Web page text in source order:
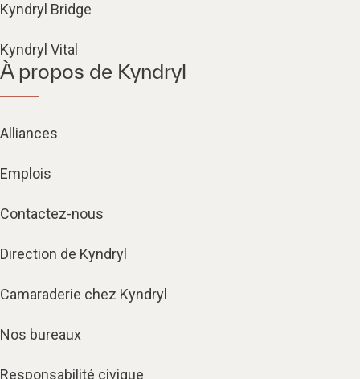
Kyndryl Bridge
Kyndryl Vital
À propos de Kyndryl
Alliances
Emplois
Contactez-nous
Direction de Kyndryl
Camaraderie chez Kyndryl
Nos bureaux
Responsabilité civique